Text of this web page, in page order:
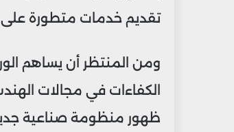
تقديم خدمات متطورة على
ومن المنتظر أن يساهم
الكفاءات في مجالات
ظهور منظومة صناعية